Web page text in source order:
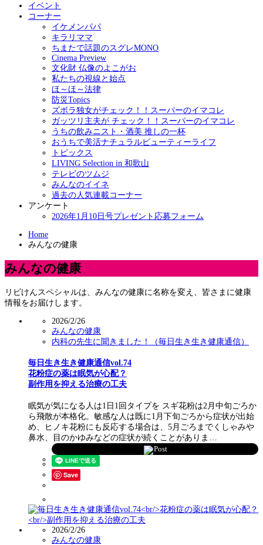
イベント
コーナー
イケメンパパ
キラリママ
ちまたで話題のスグレMONO
Cinema Preview
文化財 仏像のよこがお
私たちの視線と始点
ほ～ほ～法律
防災Topics
ズボラ独女がチェック！！スーパーのイマコレ
ガッツリ主夫が チェック！！スーパーのイマコレ
うちの飲みニスト・酒美 推しの一杯
おうちで美活ナチュラルビューティーライフ
トピックス
LIVING Selection in 和歌山
テレビのツムジ
みんなのイイネ
過去の人気連載コーナー
アンケート
2026年1月10日号プレゼント応募フォーム
Home
みんなの健康
みんなの健康
リビけんスペシャルは、みんなの健康に名称を変え、皆さまに健康
情報をお届けします。
2026/2/26
みんなの健康
内科の先生に聞きました！（毎日生き生き健康通信）
毎日生き生き健康通信vol.74
花粉症の薬は眠気が心配？
副作用を抑える治療の工夫
眠気が気になる人は1日1回タイプを スギ花粉は2月中旬ごろか
ら飛散が本格化。敏感な人は既に1月下旬ごろから症状が出始
め、ヒノキ花粉にも反応する場合は、5月ごろまでくしゃみや
鼻水、目のかゆみなどの症状が続くことがありま…
Post
Save
2026/2/26
みんなの健康